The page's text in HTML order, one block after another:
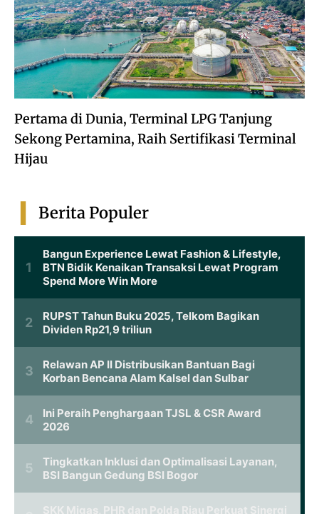
Pertama di Dunia, Terminal LPG Tanjung
Sekong Pertamina, Raih Sertifikasi Terminal
Hijau
Berita Populer